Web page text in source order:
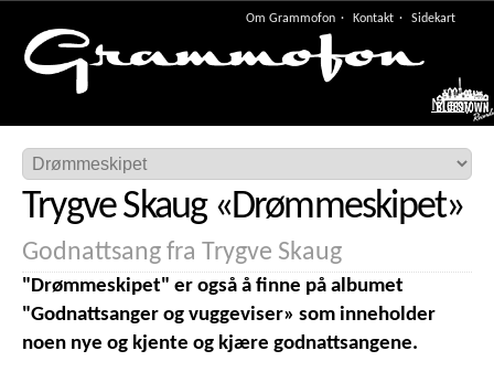
Om Grammofon Kontakt Sidekart
Meny
Trygve Skaug«Drømmeskipet»
Godnattsang fra Trygve Skaug
"Drømmeskipet" er også å finne på albumet
"Godnattsanger og vuggeviser» som inneholder
noen nye og kjente og kjære godnattsangene.